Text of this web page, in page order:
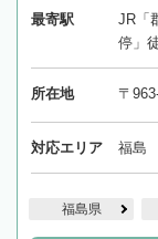
最寄駅
JR「
停」
所在地 〒
対応エリア 福島
福島県